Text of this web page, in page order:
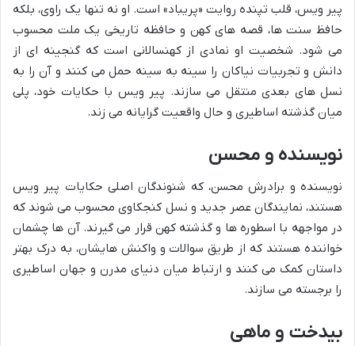
پیر ویس، قلب تپنده روایت «پریباد» است. او نه تنها یک راوی، بلکه
حافظ سنت ها، قصه های کهن و حافظه تاریخی یک ملت محسوب
می شود. شخصیت او نمادی از کهنسالانی است که گنجینه ای از
دانش و تجربیات نیاکان را سینه به سینه حمل می کنند و آن را به
نسل های بعدی منتقل می سازند. پیر ویس با حکایات خود، پلی
میان گذشته اساطیری و حال واقعیت گرایانه می زند.
نویسنده و محسن
نویسنده و برادرش محسن، که شنوندگان اصلی حکایات پیر ویس
هستند، نمایندگان عصر جدید و نسل کنجکاوی محسوب می شوند که
در مواجهه با اسطوره ها و گذشته کهن قرار می گیرند. آن ها چشمان
خواننده هستند که از طریق سوالات و واکنش هایشان، به درک بهتر
داستان کمک می کنند و ارتباط میان دنیای مدرن و جهان اساطیری
را برجسته می سازند.
بیدخت و ماهی